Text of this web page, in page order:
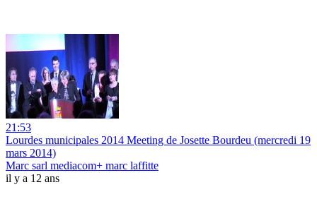
21:53
Lourdes municipales 2014 Meeting de Josette Bourdeu (mercredi 19
mars 2014)
Marc sarl mediacom+ marc laffitte
il y a 12 ans